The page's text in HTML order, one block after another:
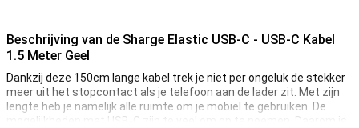
Beschrijving van de Sharge Elastic USB-C - USB-C Kabel
1.5 Meter Geel
Dankzij deze 150cm lange kabel trek je niet per ongeluk de stekker
meer uit het stopcontact als je telefoon aan de lader zit. Met zijn
lengte heb je namelijk alle ruimte om je mobiel te gebruiken. De
mogelijkheden met USB-C zijn te veel om op te noemen. Daarom is